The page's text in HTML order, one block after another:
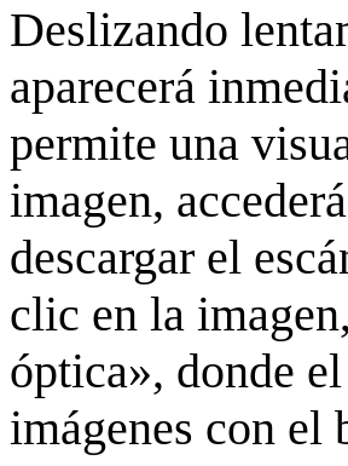
Deslizando
aparecerá
permite una
imagen,
descargar el
clic en la
óptica», donde
imágenes con el